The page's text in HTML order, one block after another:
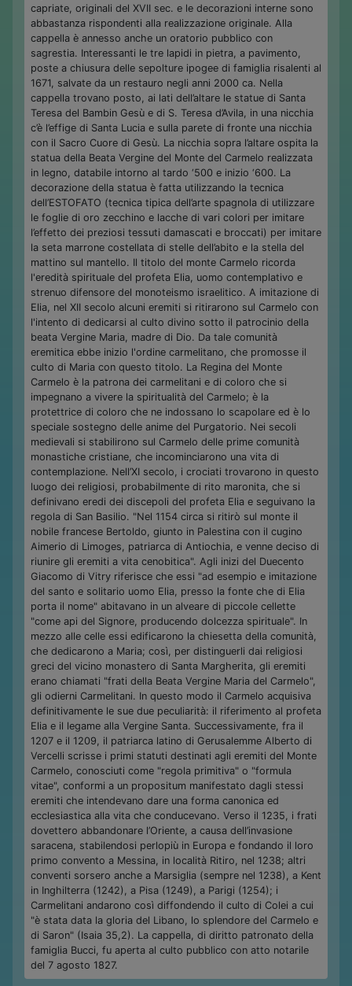
capriate, originali del XVII sec. e le decorazioni interne sono
abbastanza rispondenti alla realizzazione originale. Alla
cappella è annesso anche un oratorio pubblico con
sagrestia. Interessanti le tre lapidi in pietra, a pavimento,
poste a chiusura delle sepolture ipogee di famiglia risalenti al
1671, salvate da un restauro negli anni 2000 ca. Nella
cappella trovano posto, ai lati dell’altare le statue di Santa
Teresa del Bambin Gesù e di S. Teresa d’Avila, in una nicchia
c’è l’effige di Santa Lucia e sulla parete di fronte una nicchia
con il Sacro Cuore di Gesù. La nicchia sopra l’altare ospita la
statua della Beata Vergine del Monte del Carmelo realizzata
in legno, databile intorno al tardo ‘500 e inizio ‘600. La
decorazione della statua è fatta utilizzando la tecnica
dell’ESTOFATO (tecnica tipica dell’arte spagnola di utilizzare
le foglie di oro zecchino e lacche di vari colori per imitare
l’effetto dei preziosi tessuti damascati e broccati) per imitare
la seta marrone costellata di stelle dell’abito e la stella del
mattino sul mantello. Il titolo del monte Carmelo ricorda
l'eredità spirituale del profeta Elia, uomo contemplativo e
strenuo difensore del monoteismo israelitico. A imitazione di
Elia, nel XII secolo alcuni eremiti si ritirarono sul Carmelo con
l'intento di dedicarsi al culto divino sotto il patrocinio della
beata Vergine Maria, madre di Dio. Da tale comunità
eremitica ebbe inizio l'ordine carmelitano, che promosse il
culto di Maria con questo titolo. La Regina del Monte
Carmelo è la patrona dei carmelitani e di coloro che si
impegnano a vivere la spiritualità del Carmelo; è la
protettrice di coloro che ne indossano lo scapolare ed è lo
speciale sostegno delle anime del Purgatorio. Nei secoli
medievali si stabilirono sul Carmelo delle prime comunità
monastiche cristiane, che incominciarono una vita di
contemplazione. Nell’XI secolo, i crociati trovarono in questo
luogo dei religiosi, probabilmente di rito maronita, che si
definivano eredi dei discepoli del profeta Elia e seguivano la
regola di San Basilio. "Nel 1154 circa si ritirò sul monte il
nobile francese Bertoldo, giunto in Palestina con il cugino
Aimerio di Limoges, patriarca di Antiochia, e venne deciso di
riunire gli eremiti a vita cenobitica". Agli inizi del Duecento
Giacomo di Vitry riferisce che essi "ad esempio e imitazione
del santo e solitario uomo Elia, presso la fonte che di Elia
porta il nome" abitavano in un alveare di piccole cellette
"come api del Signore, producendo dolcezza spirituale". In
mezzo alle celle essi edificarono la chiesetta della comunità,
che dedicarono a Maria; così, per distinguerli dai religiosi
greci del vicino monastero di Santa Margherita, gli eremiti
erano chiamati "frati della Beata Vergine Maria del Carmelo",
gli odierni Carmelitani. In questo modo il Carmelo acquisiva
definitivamente le sue due peculiarità: il riferimento al profeta
Elia e il legame alla Vergine Santa. Successivamente, fra il
1207 e il 1209, il patriarca latino di Gerusalemme Alberto di
Vercelli scrisse i primi statuti destinati agli eremiti del Monte
Carmelo, conosciuti come "regola primitiva" o "formula
vitae", conformi a un propositum manifestato dagli stessi
eremiti che intendevano dare una forma canonica ed
ecclesiastica alla vita che conducevano. Verso il 1235, i frati
dovettero abbandonare l’Oriente, a causa dell’invasione
saracena, stabilendosi perlopiù in Europa e fondando il loro
primo convento a Messina, in località Ritiro, nel 1238; altri
conventi sorsero anche a Marsiglia (sempre nel 1238), a Kent
in Inghilterra (1242), a Pisa (1249), a Parigi (1254); i
Carmelitani andarono così diffondendo il culto di Colei a cui
"è stata data la gloria del Libano, lo splendore del Carmelo e
di Saron" (Isaia 35,2). La cappella, di diritto patronato della
famiglia Bucci, fu aperta al culto pubblico con atto notarile
del 7 agosto 1827.